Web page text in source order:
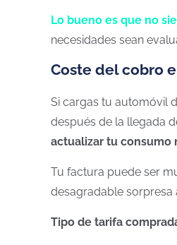
Lo bueno es que no
necesidades sean
Coste del cobro
Si cargas tu automóvil
después de la llegada
actualizar tu consumo
Tu factura puede ser
desagradable sorpresa
Tipo de tarifa